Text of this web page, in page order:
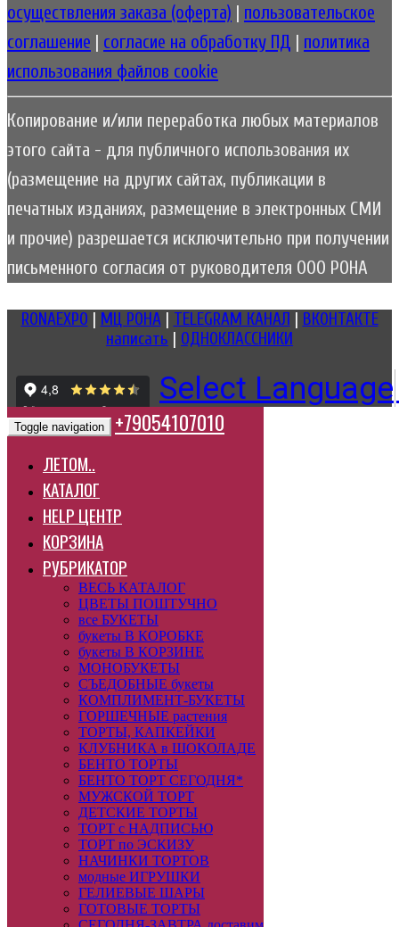
осуществления заказа (оферта) | пользовательское
соглашение | согласие на обработку ПД | политика
использования файлов cookie
Копирование и/или переработка любых материалов
этого сайта - для публичного использования их
(размещение на других сайтах, публикации в
печатных изданиях, размещение в электронных СМИ
и прочие) разрешается исключительно при получении
письменного согласия от руководителя ООО РОНА
RONAEXPO МЦ РОНА| TELEGRAM КАНАЛ
ВКОНТАКТЕ
написать
ОДНОКЛАССНИКИ
Select Language
Toggle navigation +79054107010
ЛЕТОМ..
КАТАЛОГ
HELP ЦЕНТР
КОРЗИНА
РУБРИКАТОР
ВЕСЬ КАТАЛОГ
ЦВЕТЫ ПОШТУЧНО
все БУКЕТЫ
букеты В КОРОБКЕ
букеты В КОРЗИНЕ
МОНОБУКЕТЫ
СЪЕДОБНЫЕ букеты
КОМПЛИМЕНТ-БУКЕТЫ
ГОРШЕЧНЫЕ растения
ТОРТЫ, КАПКЕЙКИ
КЛУБНИКА в ШОКОЛАДЕ
БЕНТО ТОРТЫ
БЕНТО ТОРТ СЕГОДНЯ*
МУЖСКОЙ ТОРТ
ДЕТСКИЕ ТОРТЫ
ТОРТ с НАДПИСЬЮ
ТОРТ по ЭСКИЗУ
НАЧИНКИ ТОРТОВ
модные ИГРУШКИ
ГЕЛИЕВЫЕ ШАРЫ
ГОТОВЫЕ ТОРТЫ